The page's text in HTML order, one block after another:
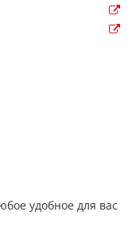
удобное для вас